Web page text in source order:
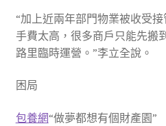
“加上近兩年部門物業被收受
手費太高，很多商戶只能先搬
路里臨時運營。”李立全說。
困局
包養網“做夢都想有個財產園”